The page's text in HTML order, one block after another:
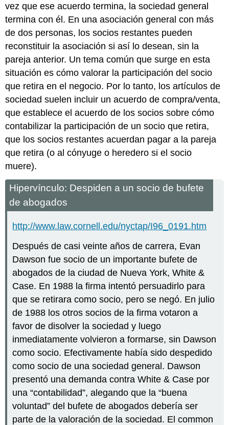
vez que ese acuerdo termina, la sociedad general
termina con él. En una asociación general con más
de dos personas, los socios restantes pueden
reconstituir la asociación si así lo desean, sin la
pareja anterior. Un tema común que surge en esta
situación es cómo valorar la participación del socio
que retira en el negocio. Por lo tanto, los artículos de
sociedad suelen incluir un acuerdo de compra/venta,
que establece el acuerdo de los socios sobre cómo
contabilizar la participación de un socio que retira,
que los socios restantes acuerdan pagar a la pareja
que retira (o al cónyuge o heredero si el socio
muere).
Hipervínculo: Despiden a un socio de bufete
de abogados
http://www.law.cornell.edu/nyctap/I96_0191.htm
Después de casi veinte años de carrera, Evan
Dawson fue socio de un importante bufete de
abogados de la ciudad de Nueva York, White &
Case. En 1988 la firma intentó persuadirlo para
que se retirara como socio, pero se negó. En julio
de 1988 los otros socios de la firma votaron a
favor de disolver la sociedad y luego
inmediatamente volvieron a formarse, sin Dawson
como socio. Efectivamente había sido despedido
como socio de una sociedad general. Dawson
presentó una demanda contra White & Case por
una “contabilidad”, alegando que la “buena
voluntad” del bufete de abogados debería ser
parte de la valoración de la sociedad. El common